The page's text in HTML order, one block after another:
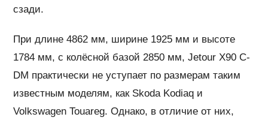
сзади.
При длине 4862 мм, ширине 1925 мм и высоте
1784 мм, с колёсной базой 2850 мм, Jetour X90 C-
DM практически не уступает по размерам таким
известным моделям, как Skoda Kodiaq и
Volkswagen Touareg. Однако, в отличие от них,